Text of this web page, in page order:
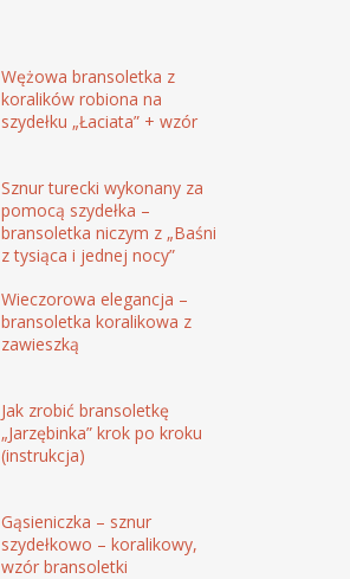
Wężowa bransoletka z
koralików robiona na
szydełku „Łaciata” + wzór
Sznur turecki wykonany za
pomocą szydełka –
bransoletka niczym z „Baśni
z tysiąca i jednej nocy”
Wieczorowa elegancja –
bransoletka koralikowa z
zawieszką
Jak zrobić bransoletkę
„Jarzębinka” krok po kroku
(instrukcja)
Gąsieniczka – sznur
szydełkowo – koralikowy,
wzór bransoletki